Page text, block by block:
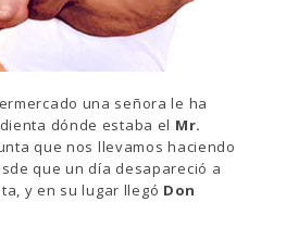
una señora le ha
dónde estaba el Mr.
que nos llevamos haciendo
que un día desapareció a
y en su lugar llegó Don